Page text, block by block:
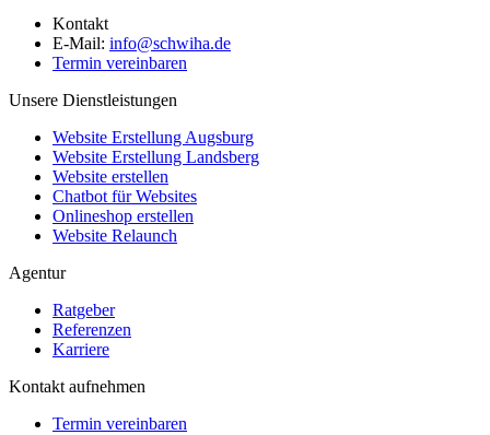
Kontakt
E-Mail: info@schwiha.de
Termin vereinbaren
Unsere Dienstleistungen
Website Erstellung Augsburg
Website Erstellung Landsberg
Website erstellen
Chatbot für Websites
Onlineshop erstellen
Website Relaunch
Agentur
Ratgeber
Referenzen
Karriere
Kontakt aufnehmen
Termin vereinbaren